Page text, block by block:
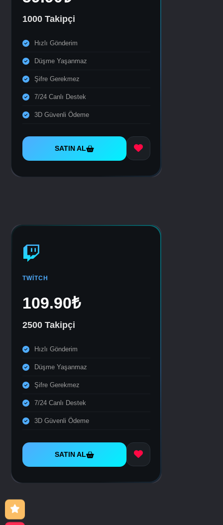
1000 Takipçi
Hızlı Gönderim
Düşme Yaşanmaz
Şifre Gerekmez
7/24 Canlı Destek
3D Güvenli Ödeme
SATIN AL
TWITCH
109.90₺
2500 Takipçi
Hızlı Gönderim
Düşme Yaşanmaz
Şifre Gerekmez
7/24 Canlı Destek
3D Güvenli Ödeme
SATIN AL